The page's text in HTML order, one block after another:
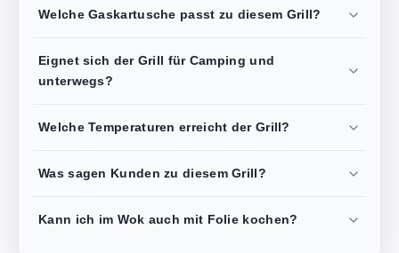
Welche Gaskartusche passt zu diesem Grill?
Eignet sich der Grill für Camping und
unterwegs?
Welche Temperaturen erreicht der Grill?
Was sagen Kunden zu diesem Grill?
Kann ich im Wok auch mit Folie kochen?